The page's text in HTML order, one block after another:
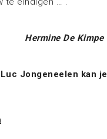
Hermine De Kimpe
Luc Jongeneelen kan je